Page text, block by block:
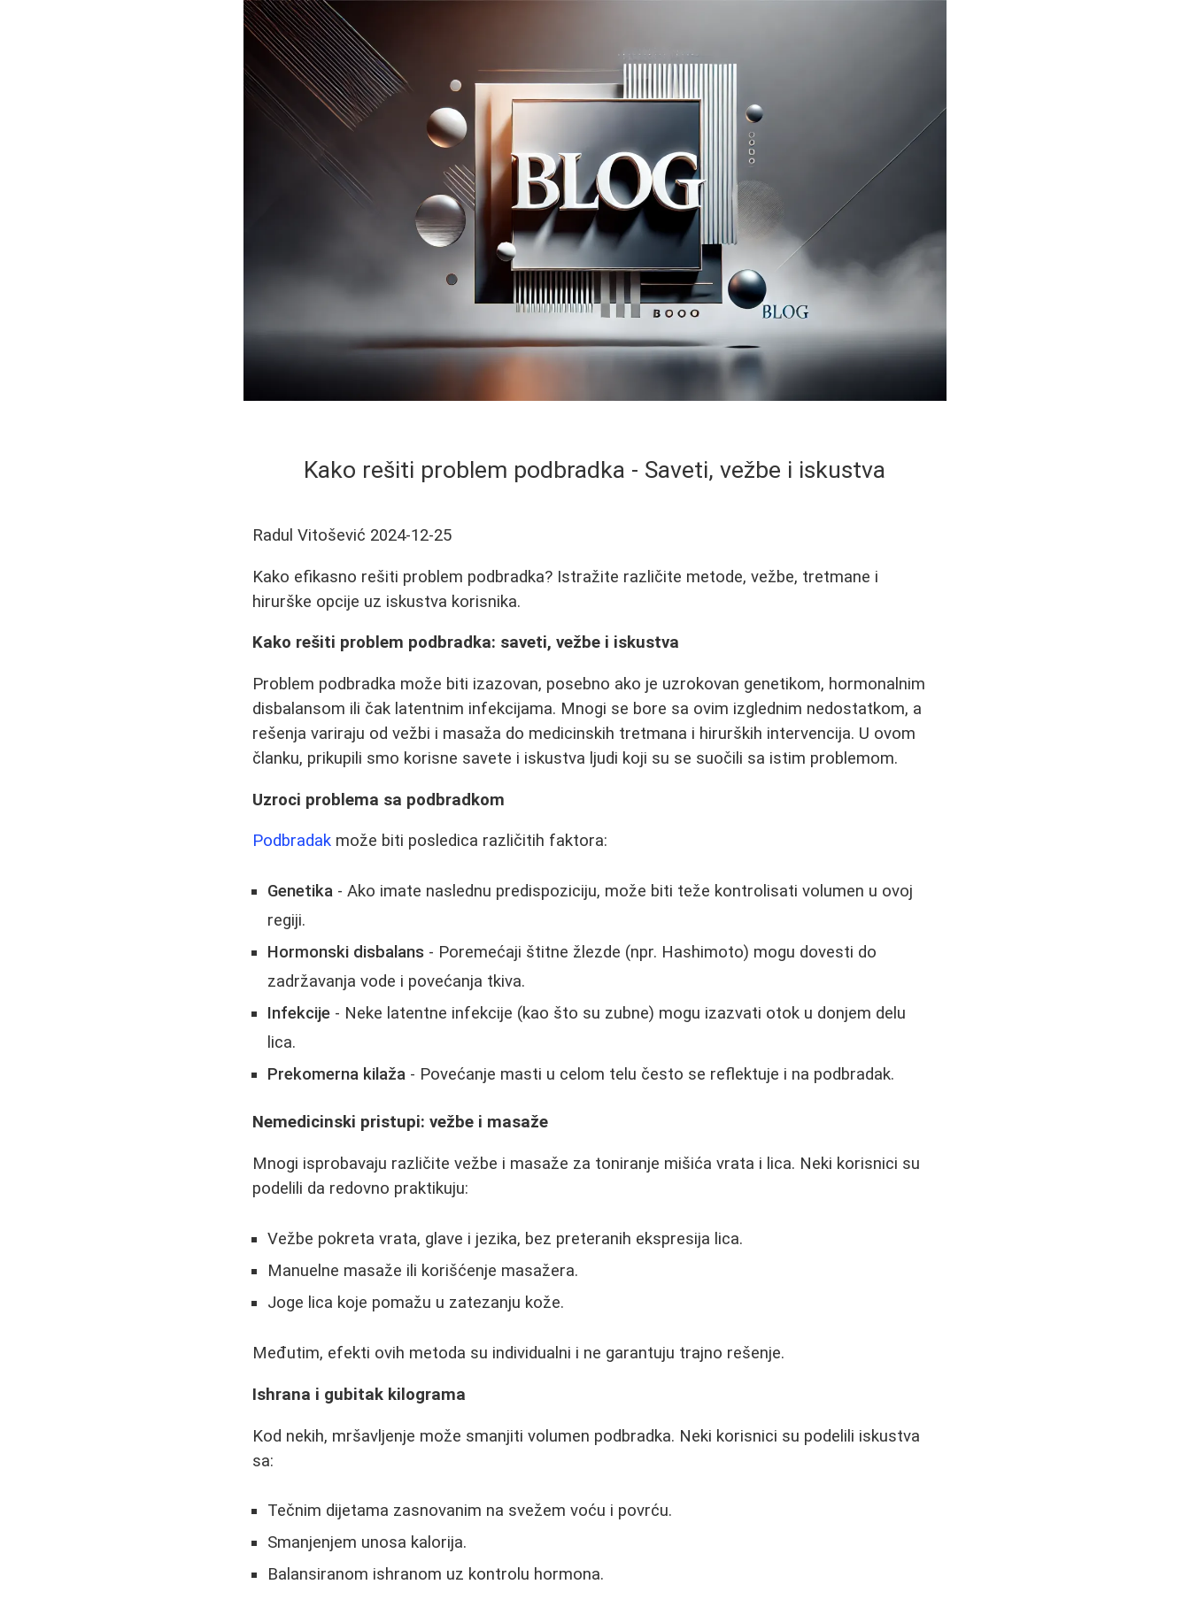
Kako rešiti problem podbradka - Saveti, vežbe i iskustva
Radul Vitošević 2024-12-25
Kako efikasno rešiti problem podbradka? Istražite različite metode, vežbe, tretmane i
hirurške opcije uz iskustva korisnika.
Kako rešiti problem podbradka: saveti, vežbe i iskustva
Problem podbradka može biti izazovan, posebno ako je uzrokovan genetikom, hormonalnim
disbalansom ili čak latentnim infekcijama. Mnogi se bore sa ovim izglednim nedostatkom, a
rešenja variraju od vežbi i masaža do medicinskih tretmana i hirurških intervencija. U ovom
članku, prikupili smo korisne savete i iskustva ljudi koji su se suočili sa istim problemom.
Uzroci problema sa podbradkom
Podbradak može biti posledica različitih faktora:
Genetika - Ako imate naslednu predispoziciju, može biti teže kontrolisati volumen u ovoj
regiji.
Hormonski disbalans - Poremećaji štitne žlezde (npr. Hashimoto) mogu dovesti do
zadržavanja vode i povećanja tkiva.
Infekcije - Neke latentne infekcije (kao što su zubne) mogu izazvati otok u donjem delu
lica.
Prekomerna kilaža - Povećanje masti u celom telu često se reflektuje i na podbradak.
Nemedicinski pristupi: vežbe i masaže
Mnogi isprobavaju različite vežbe i masaže za toniranje mišića vrata i lica. Neki korisnici su
podelili da redovno praktikuju:
Vežbe pokreta vrata, glave i jezika, bez preteranih ekspresija lica.
Manuelne masaže ili korišćenje masažera.
Joge lica koje pomažu u zatezanju kože.
Međutim, efekti ovih metoda su individualni i ne garantuju trajno rešenje.
Ishrana i gubitak kilograma
Kod nekih, mršavljenje može smanjiti volumen podbradka. Neki korisnici su podelili iskustva
sa:
Tečnim dijetama zasnovanim na svežem voću i povrću.
Smanjenjem unosa kalorija.
Balansiranom ishranom uz kontrolu hormona.